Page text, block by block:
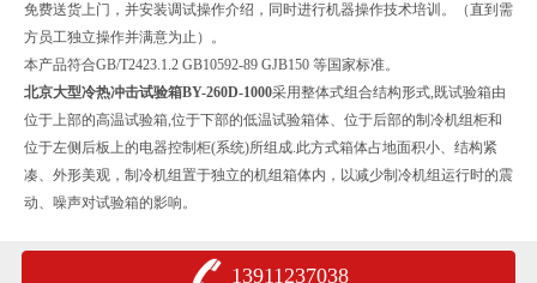
免费送货上门，并安装调试操作介绍，同时进行机器操作技术培训。（直到需
方员工独立操作并满意为止）。
本产品符合GB/T2423.1.2 GB10592-89 GJB150 等国家标准。
北京大型冷热冲击试验箱BY-260D-1000采用整体式组合结构形式,既试验箱由
位于上部的高温试验箱,位于下部的低温试验箱体、位于后部的制冷机组柜和
位于左侧后板上的电器控制柜(系统)所组成.此方式箱体占地面积小、结构紧
凑、外形美观，制冷机组置于独立的机组箱体内，以减少制冷机组运行时的震
动、噪声对试验箱的影响。
13911237038